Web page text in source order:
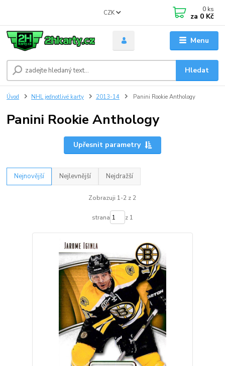
Menu
CZK
Hledat
0 ks
za 0 Kč
Úvod NHL jednotlivé karty 2013-14 Panini Rookie Anthology
Panini Rookie Anthology
Upřesnit parametry
Nejnovější Nejlevnější Nejdražší
Zobrazuji 1-2 z 2
strana z 1